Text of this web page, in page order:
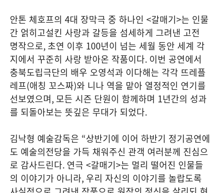
안톤 체호프의 4대 장막극 중 하나인 <갈매기>는 인물
간 얽히고설킨 사랑과 갈등을 섬세하게 그려낸 고전
명작으로, 초연 이후 100년이 넘는 세월 동안 세계 각
지에서 꾸준히 사랑 받아온 작품이다. 이번 공연에서
충북도립극단의 배우 오영석과 이다해는 각각 뜨레플
레프(애칭 꼬스짜)와 니나 역을 맡아 열정적인 연기를
선보였으며, 모든 시즌 단원이 함께하며 1년간의 성과
를 되돌아보는 뜻깊은 무대가 되었다.
김낙형 예술감독은 “상반기에 이어 하반기 정기공연에
도 예술의전당을 가득 채워주신 관객 여러분께 진심으
로 감사드린다. 연극 <갈매기>는 멀리 떨어진 인물들
의 이야기가 아니라, 우리 자신의 이야기를 놀랍도록